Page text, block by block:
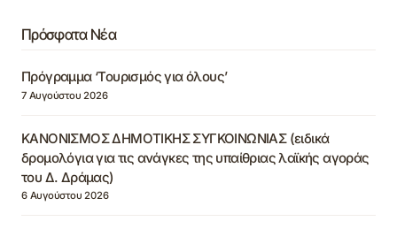
Πρόσφατα Νέα
Πρόγραμμα ‘Τουρισμός για όλους’
7 Αυγούστου 2026
ΚΑΝΟΝΙΣΜΟΣ ΔΗΜΟΤΙΚΗΣ ΣΥΓΚΟΙΝΩΝΙΑΣ (ειδικά
δρομολόγια για τις ανάγκες της υπαίθριας λαϊκής αγοράς
του Δ. Δράμας)
6 Αυγούστου 2026